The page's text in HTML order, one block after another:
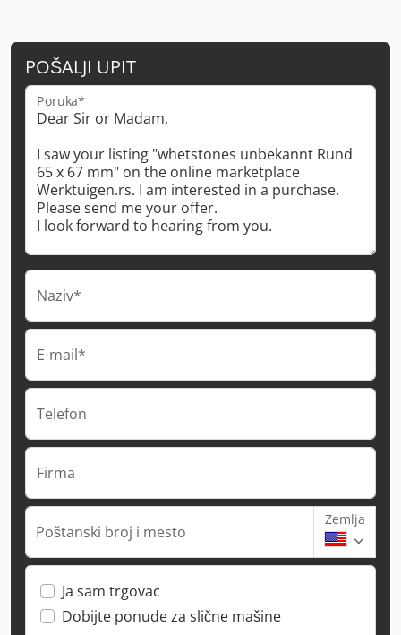
POŠALJI UPIT
Poruka*
Naziv*
E-mail*
Telefon
Firma
Poštanski broj i mesto
Zemlja
Ja sam trgovac
Dobijte ponude za slične mašine